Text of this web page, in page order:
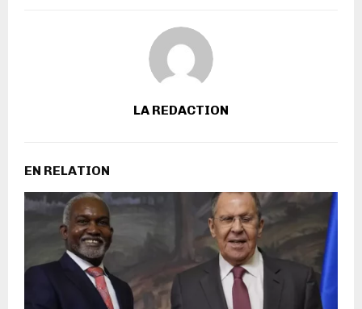
LA REDACTION
EN RELATION